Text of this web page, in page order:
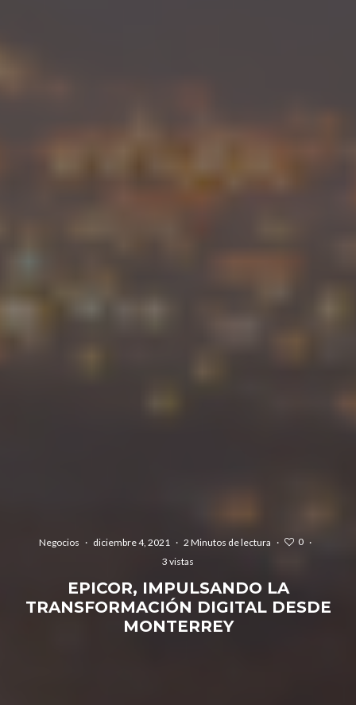
Negocios · diciembre 4, 2021 · 2 Minutos de lectura · 0 ·
3 vistas
EPICOR, IMPULSANDO LA
TRANSFORMACIÓN DIGITAL DESDE
MONTERREY